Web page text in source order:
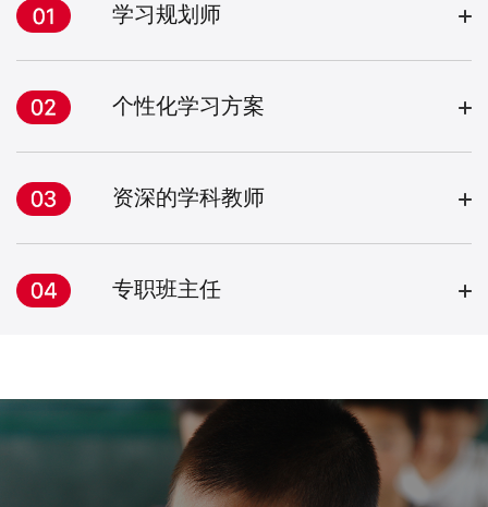
学习规划师
个性化学习方案
资深的学科教师
专职班主任